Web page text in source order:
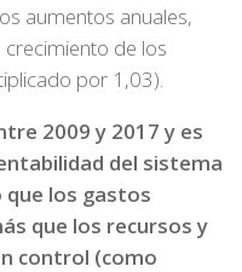
aumentos anuales,
de los
por 1,03).
2009 y 2017 y es
del sistema
que los gastos
que los recursos y
control (como